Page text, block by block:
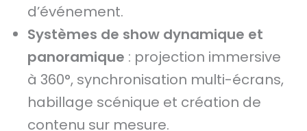
d’événement.
Systèmes de show dynamique et
panoramique : projection immersive
à 360°, synchronisation multi-écrans,
habillage scénique et création de
contenu sur mesure.